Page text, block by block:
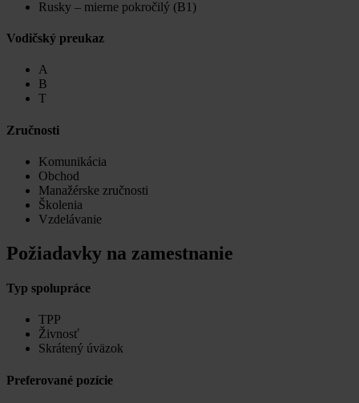
Rusky – mierne pokročilý (B1)
Vodičský preukaz
A
B
T
Zručnosti
Komunikácia
Obchod
Manažérske zručnosti
Školenia
Vzdelávanie
Požiadavky na zamestnanie
Typ spolupráce
TPP
Živnosť
Skrátený úväzok
Preferované pozície